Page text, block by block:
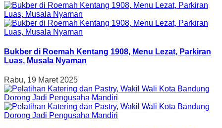
Bukber di Roemah Kentang 1908, Menu Lezat, Parkiran
Luas, Musala Nyaman
Rabu, 19 Maret 2025